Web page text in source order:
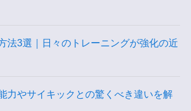
法3選｜日々のトレーニングが強化の近
力やサイキックとの驚くべき違いを解